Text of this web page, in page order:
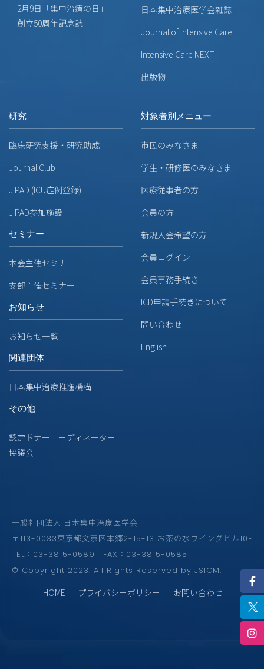
2月9日「集中治療の日」
創立50周年記念誌
日本集中治療医学会雑誌
Journal of Intensive Care
Intensive Care NEXT
出版物
研究
臨床研究支援・研究助成
Journal Club
JIPAD (ICU症例登録)
JIPAD参加施設
セミナー
本会主催セミナー
支部主催セミナー
お知らせ
お知らせ一覧
関連団体
日本集中治療推進機構
その他
認定ドナーコーディネーター
協議会
対象者別メニュー
市民のみなさま
学生・研修医のみなさま
医療従事者の方
会員の方
新規入会希望の方
会員ログイン
会員事務手続き
ICD申請手続きについて
問い合わせ
English
一般社団法人 日本集中治療医学会
〒113-0033東京都文京区本郷2-15-13 お茶の水ウイングビル10F
TEL：03-3815-0589 FAX：03-3815-0585
© Copyright 2023. All Rights Reserved by JSICM.
HOME プライバシーポリシー お問い合わせ